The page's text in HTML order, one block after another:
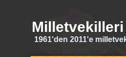
Milletvekilleri
1961'den 2011'e